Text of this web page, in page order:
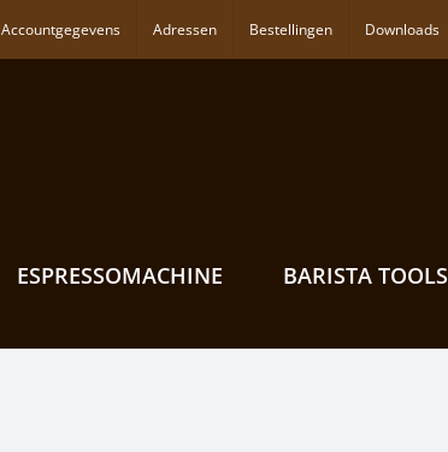
Accountgegevens Adressen Bestellingen Downloads
ESPRESSOMACHINE BARISTA TOOLS